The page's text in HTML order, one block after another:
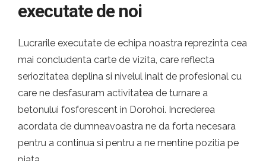
executate de noi
Lucrarile executate de echipa noastra reprezinta cea
mai concludenta carte de vizita, care reflecta
seriozitatea deplina si nivelul inalt de profesional cu
care ne desfasuram activitatea de turnare a
betonului fosforescent in Dorohoi. Increderea
acordata de dumneavoastra ne da forta necesara
pentru a continua si pentru a ne mentine pozitia pe